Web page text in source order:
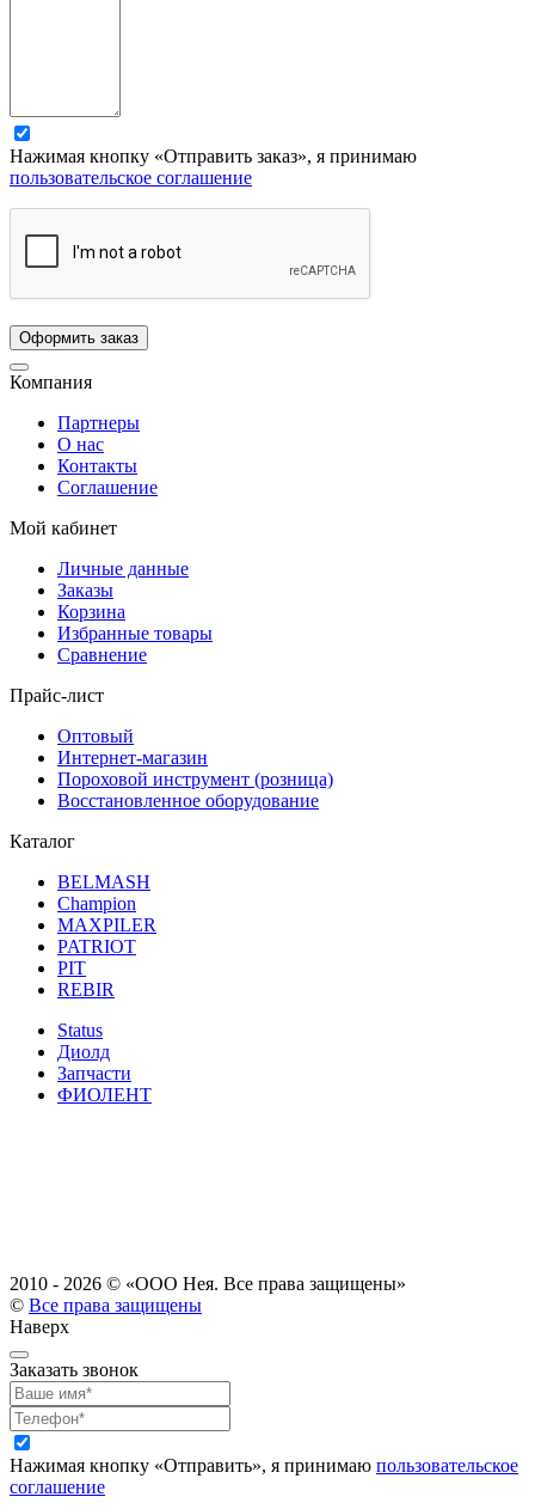
Нажимая кнопку «Отправить заказ», я принимаю
пользовательское соглашение
Компания
Партнеры
О нас
Контакты
Соглашение
Мой кабинет
Личные данные
Заказы
Корзина
Избранные товары
Сравнение
Прайс-лист
Оптовый
Интернет-магазин
Пороховой инструмент (розница)
Восстановленное оборудование
Каталог
BELMASH
Champion
MAXPILER
PATRIOT
PIT
REBIR
Status
Диолд
Запчасти
ФИОЛЕНТ
2010 - 2026 © «ООО Нея. Все права защищены»
© Все права защищены
Наверх
Заказать звонок
Нажимая кнопку «Отправить», я принимаю пользовательское
соглашение